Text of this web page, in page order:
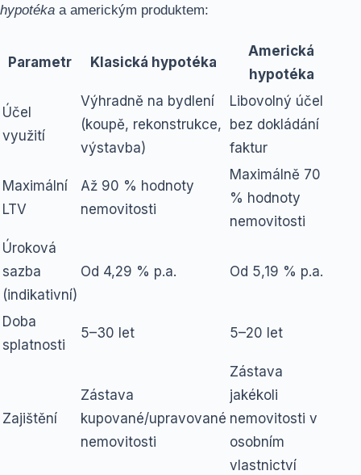
hypotéka a americkým produktem:
Parametr Klasická hypotéka
Americká
hypotéka
Účel
využití
Výhradně na bydlení
(koupě, rekonstrukce,
výstavba)
Libovolný účel
bez dokládání
faktur
Maximální
LTV
Až 90 % hodnoty
nemovitosti
Maximálně 70
% hodnoty
nemovitosti
Úroková
sazba
(indikativní)
Od 4,29 % p.a. Od 5,19 % p.a.
Doba
splatnosti
5–30 let 5–20 let
Zajištění
Zástava
kupované/upravované
nemovitosti
Zástava
jakékoli
nemovitosti v
osobním
vlastnictví